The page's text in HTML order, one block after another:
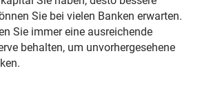
Sie bei vielen Banken erwarten.
Sie immer eine ausreichende
behalten, um unvorhergesehene